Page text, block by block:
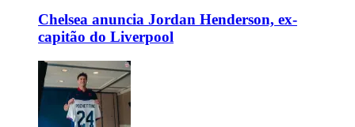
Chelsea anuncia Jordan Henderson, ex-
capitão do Liverpool